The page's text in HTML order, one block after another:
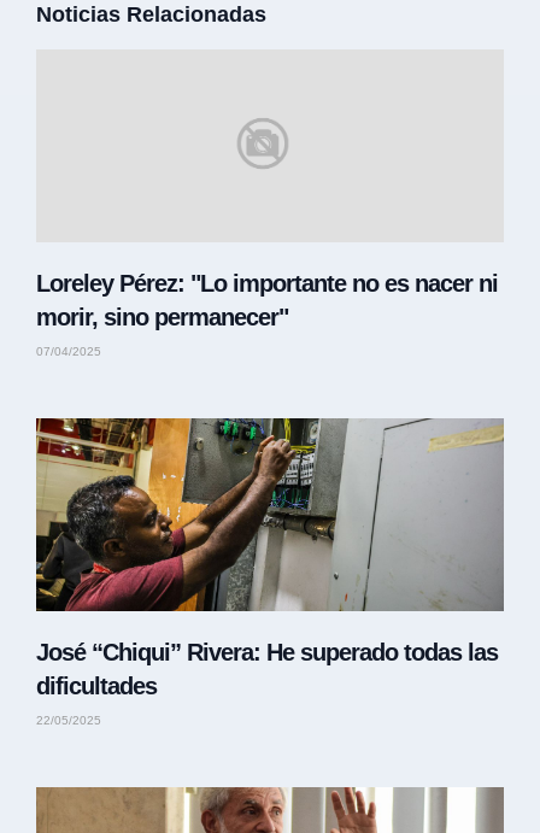
Noticias Relacionadas
Loreley Pérez: "Lo importante no es nacer ni
morir, sino permanecer"
07/04/2025
José “Chiqui” Rivera: He superado todas las
dificultades
22/05/2025